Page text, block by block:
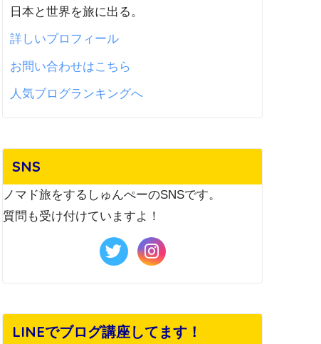
日本と世界を旅に出る。
詳しいプロフィール
お問い合わせはこちら
人気ブログランキングへ
SNS
ノマド旅をするしゅんぺーのSNSです。
質問も受け付けていますよ！
LINEでブログ講座してます！